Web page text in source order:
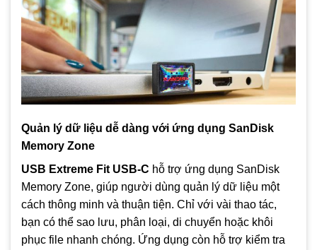
Quản lý dữ liệu dễ dàng với ứng dụng SanDisk
Memory Zone
USB Extreme Fit USB-C hỗ trợ ứng dụng SanDisk
Memory Zone, giúp người dùng quản lý dữ liệu một
cách thông minh và thuận tiện. Chỉ với vài thao tác,
bạn có thể sao lưu, phân loại, di chuyển hoặc khôi
phục file nhanh chóng. Ứng dụng còn hỗ trợ kiểm tra